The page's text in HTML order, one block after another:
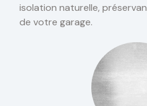
isolation naturelle,
de votre garage.